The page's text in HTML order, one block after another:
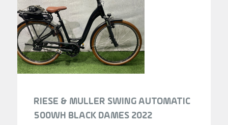
RIESE & MULLER SWING AUTOMATIC
500WH BLACK DAMES 2022